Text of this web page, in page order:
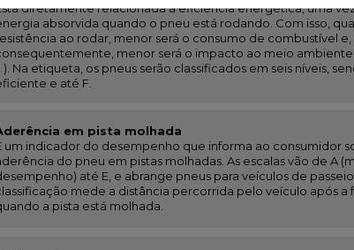
diretamente relacionada à eficiência energética, uma
absorvida quando o pneu está rodando. Com isso,
ao rodar, menor será o consumo de combustível e,
menor será o impacto ao meio ambiente
). Na etiqueta, os pneus serão classificados em seis níveis,
e até F.
em pista molhada
um indicador do desempenho que informa ao consumidor
do pneu em pistas molhadas. As escalas vão de A
até E, e abrange pneus para veículos de passeio
mede a distância percorrida pelo veículo após a
a pista está molhada.